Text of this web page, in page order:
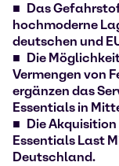
Das
hochmoderne
deutschen und
Die
Vermengen von
ergänzen das
Essentials in
Die
Essentials Last
Deutschland.